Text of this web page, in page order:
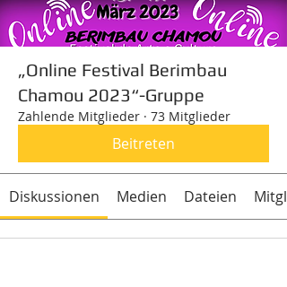
„Online Festival Berimbau
Chamou 2023“-Gruppe
Zahlende Mitglieder · 73 Mitglieder
Beitreten
Diskussionen Medien Dateien